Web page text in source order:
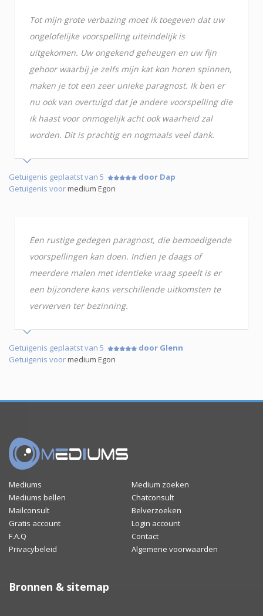
Tot mijn grote verbazing moet ik toegeven dat uw
ongelofelijke voorspelling uiteindelijk is
uitgekomen. Uw ongekend geheugen en uw fijn
gehoor waarbij je zelfs mijn kat kon horen spinnen,
maken je tot een zeer unieke paragnost. Ik ben er
nu ook van overtuigd dat je andere voorspelling die
ik haast voor onmogelijk acht ook waarheid zal
worden. Dit is prachtig en nogmaals veel dank.
Getuigenis geplaatst van 5
door Dap
Getuigenis voormedium Egon
Een rustige gedegen paragnost, die bemoedigende
voorspellingen kan doen. Indien je daags of
meerdere malen met identieke vraag speelt is er
een bijzondere kans verschillende uitkomsten te
verwerven ter bezinning.
Getuigenis geplaatst van 5
door Glenn
Getuigenis voormedium Egon
Mediums
Medium zoeken
Mediums bellen
Chatconsult
Mailconsult
Belverzoeken
Gratis account
Login account
F.A.Q
Contact
Privacybeleid
Algemene voorwaarden
Bronnen & sitemap